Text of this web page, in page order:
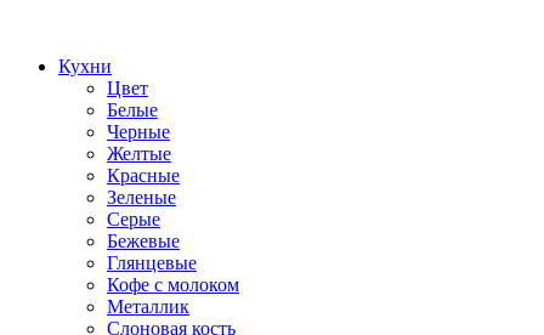
Кухни
Цвет
Белые
Черные
Желтые
Красные
Зеленые
Серые
Бежевые
Глянцевые
Кофе с молоком
Металлик
Слоновая кость